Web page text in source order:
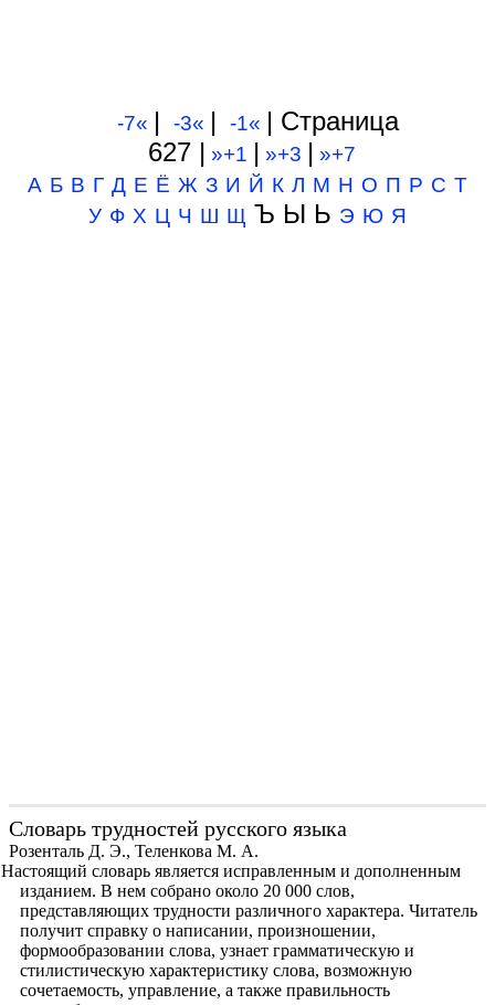
-7« | -3« | -1« | Cтраница
627 | »+1 | »+3 | »+7
А Б В Г Д Е Ё Ж З И Й К Л М Н О П Р С Т
У Ф Х Ц Ч Ш Щ Ъ Ы Ь Э Ю Я
Словарь трудностей русского языка
Розенталь Д. Э., Теленкова М. А.
Настоящий словарь является исправленным и дополненным
изданием. В нем собрано около 20 000 слов,
представляющих трудности различного характера. Читатель
получит справку о написании, произношении,
формообразовании слова, узнает грамматическую и
стилистическую характеристику слова, возможную
сочетаемость, управление, а также правильность